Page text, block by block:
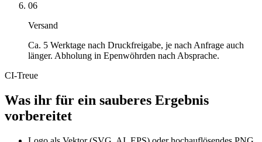
06
Versand
Ca. 5 Werktage nach Druckfreigabe, je nach Anfrage auch
länger. Abholung in Epenwöhrden nach Absprache.
CI-Treue
Was ihr für ein sauberes Ergebnis
vorbereitet